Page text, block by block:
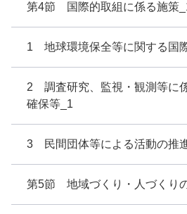
第4節 国際的取組に係る施策
1 地球環境保全等に関する国
2 調査研究、監視・観測等に
確保等_1
3 民間団体等による活動の推
第5節 地域づくり・人づくり